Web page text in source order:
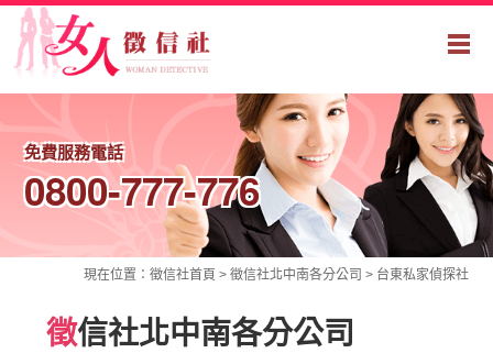
免費服務電話
0800-777-776
現在位置： 徵信社首頁 > 徵信社北中南各分公司 > 台東私家偵探社
徵信社北中南各分公司